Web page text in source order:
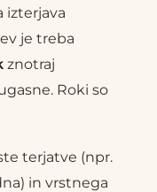
izterjava
je treba
znotraj
Roki so
terjatve (npr.
in vrstnega